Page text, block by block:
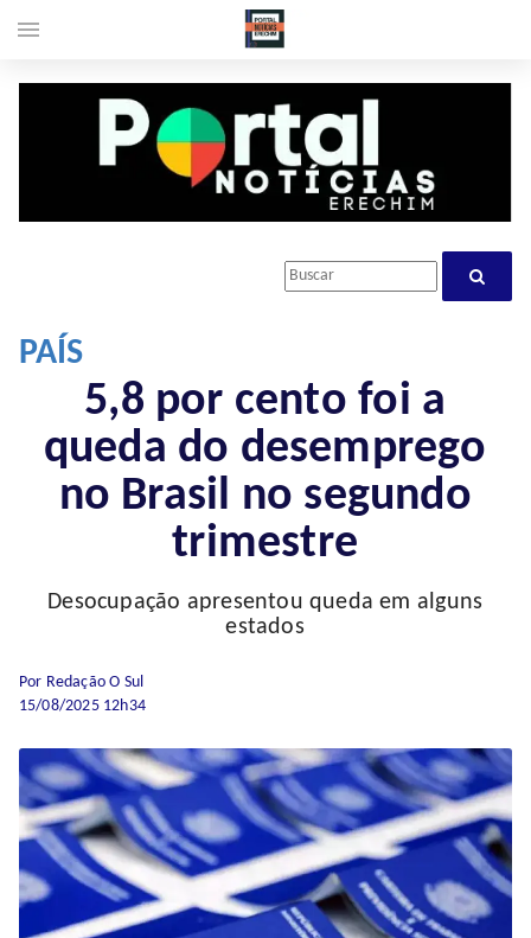
PAÍS
5,8 por cento foi a
queda do desemprego
no Brasil no segundo
trimestre
Desocupação apresentou queda em alguns
estados
Por Redação O Sul
15/08/2025 12h34
menu